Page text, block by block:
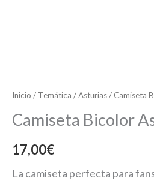
Inicio / Temática /Asturias/ Camiseta
Camiseta Bicolor
17,00€
La camiseta perfecta para